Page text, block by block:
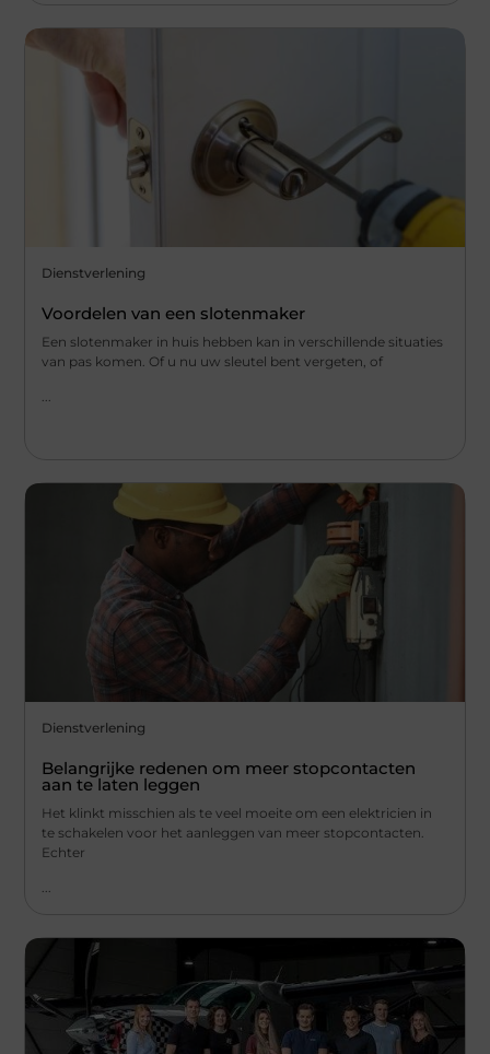
Dienstverlening
Voordelen van een slotenmaker
Een slotenmaker in huis hebben kan in verschillende situaties
van pas komen. Of u nu uw sleutel bent vergeten, of
Dienstverlening
Belangrijke redenen om meer stopcontacten
aan te laten leggen
Het klinkt misschien als te veel moeite om een elektricien in
te schakelen voor het aanleggen van meer stopcontacten.
Echter
...